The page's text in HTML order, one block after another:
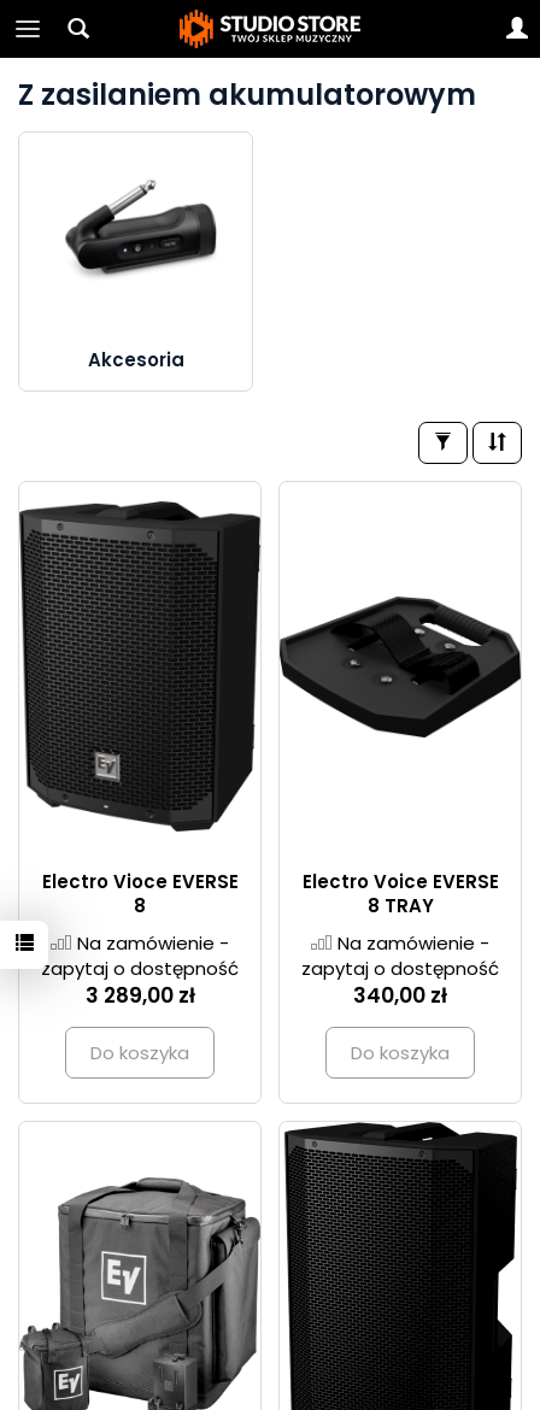
Z zasilaniem akumulatorowym
Akcesoria
Electro Vioce EVERSE
8
Na zamówienie -
zapytaj o dostępność
3 289,00 zł
Do koszyka
Electro Voice EVERSE
8 TRAY
Na zamówienie -
zapytaj o dostępność
340,00 zł
Do koszyka